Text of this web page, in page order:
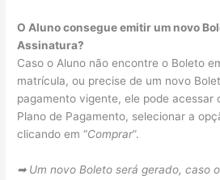
O Aluno consegue emitir um novo
Assinatura?
Caso o Aluno não encontre o Boleto
matrícula, ou precise de um novo
pagamento vigente, ele pode acessar
Plano de Pagamento, selecionar a
clicando em “Comprar”.
➡ Um novo Boleto será gerado, caso